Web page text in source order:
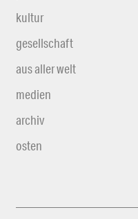
kultur
gesellschaft
aus aller welt
medien
archiv
osten